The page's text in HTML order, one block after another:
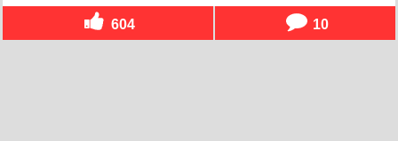
604 10